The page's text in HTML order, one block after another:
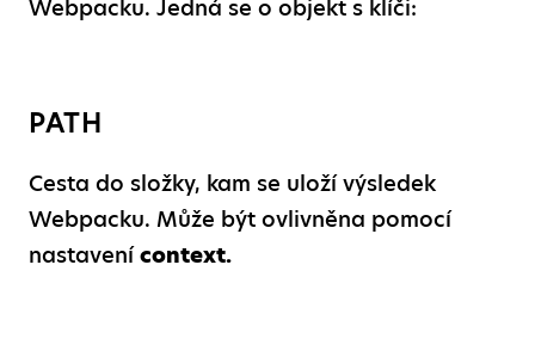
Webpacku. Jedná se o objekt s klíči:
PATH
Cesta do složky, kam se uloží výsledek
Webpacku. Může být ovlivněna pomocí
nastavenícontext.